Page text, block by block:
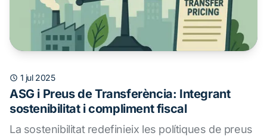
1 jul 2025
ASG i Preus de Transferència: Integrant
sostenibilitat i compliment fiscal
La sostenibilitat redefinieix les polítiques de preus